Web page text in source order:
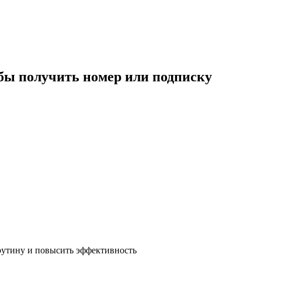
получить номер или подписку
и повысить эффективность